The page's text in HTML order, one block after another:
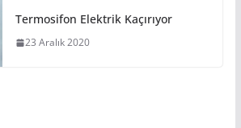
Termosifon Elektrik Kaçırıyor
23 Aralık 2020